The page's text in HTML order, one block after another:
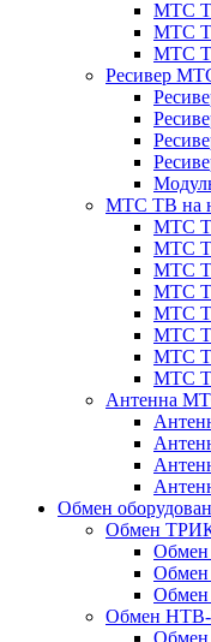
МТС
МТС
МТС
Ресивер
МТС ТВ на
МТС
МТС
МТС
МТС
МТС
МТС
МТС
МТС
Антенна
Обмен
Обмен
Обмен
Обмен